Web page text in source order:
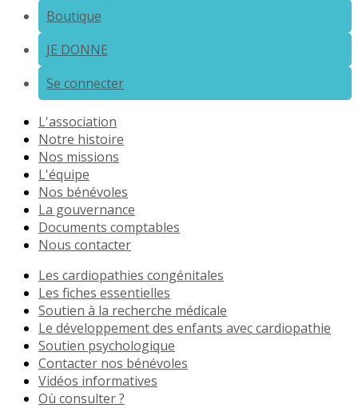
Boutique
JE DONNE
Se connecter
L'association
Notre histoire
Nos missions
L'équipe
Nos bénévoles
La gouvernance
Documents comptables
Nous contacter
Les cardiopathies congénitales
Les fiches essentielles
Soutien à la recherche médicale
Le développement des enfants avec cardiopathie
Soutien psychologique
Contacter nos bénévoles
Vidéos informatives
Où consulter ?